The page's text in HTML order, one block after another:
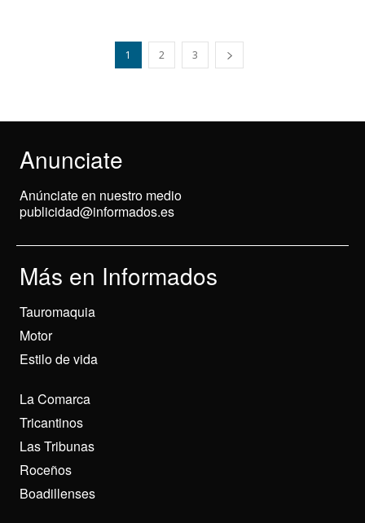
1 2 3
Anunciate
Anúnciate en nuestro medio
publicidad@informados.es
Más en Informados
Tauromaquia
Motor
Estilo de vida
La Comarca
Tricantinos
Las Tribunas
Roceños
Boadillenses